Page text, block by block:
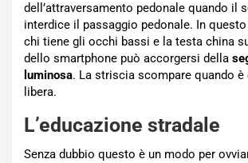
dell’attraversamento pedonale quando il
interdice il passaggio pedonale. In
chi tiene gli occhi bassi e la testa china
dello smartphone può accorgersi della
luminosa. La striscia scompare quando
libera.
L’educazione stradale
Senza dubbio questo è un modo per